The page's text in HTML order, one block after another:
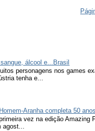
álcool e...Brasil
personagens nos games
tenha e...
Aranha completa 50
vez na edição
agost...